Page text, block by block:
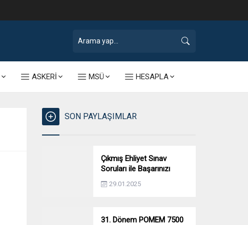
ASKERİ MSÜ HESAPLA
SON PAYLAŞIMLAR
Çıkmış Ehliyet Sınav
Soruları ile Başarınızı
Artırın!
29.01.2025
31. Dönem POMEM 7500